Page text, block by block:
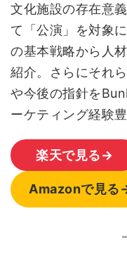
文化施設の存在意
て「公演」を対象
の基本戦略から人
紹介。さらにそれ
や今後の指針を
ーケティング経験
楽天で見る→
Amazonで見る